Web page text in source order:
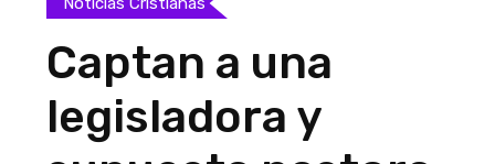
Captan a una
legisladora y